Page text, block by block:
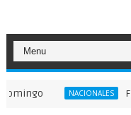
NACIONALES FINJUS